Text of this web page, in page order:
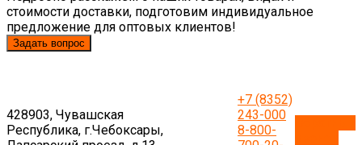
стоимости доставки, подготовим индивидуальное
предложение для оптовых клиентов!
Задать вопрос
428903, Чувашская
Республика, г.Чебоксары,
+7 (8352)
243-000
8-800-